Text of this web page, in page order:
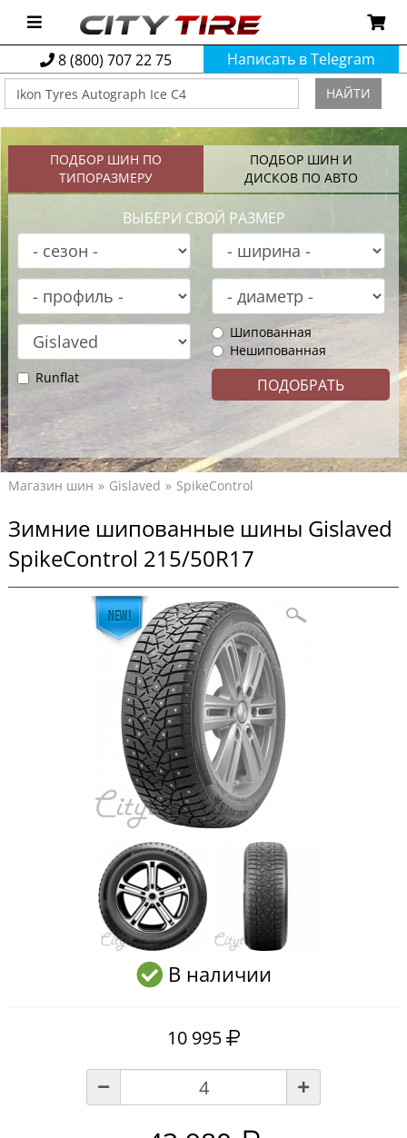
8 (800) 707 22 75 Написать в Telegram
НАЙТИ
ПОДБОР ШИН ПО
ТИПОРАЗМЕРУ
ПОДБОР ШИН И
ДИСКОВ ПО АВТО
ВЫБЕРИ СВОЙ РАЗМЕР
Шипованная
Нешипованная
Runflat
Магазин шин Gislaved SpikeControl
Зимние шипованные шины Gislaved
SpikeControl 215/50R17
В наличии
10 995